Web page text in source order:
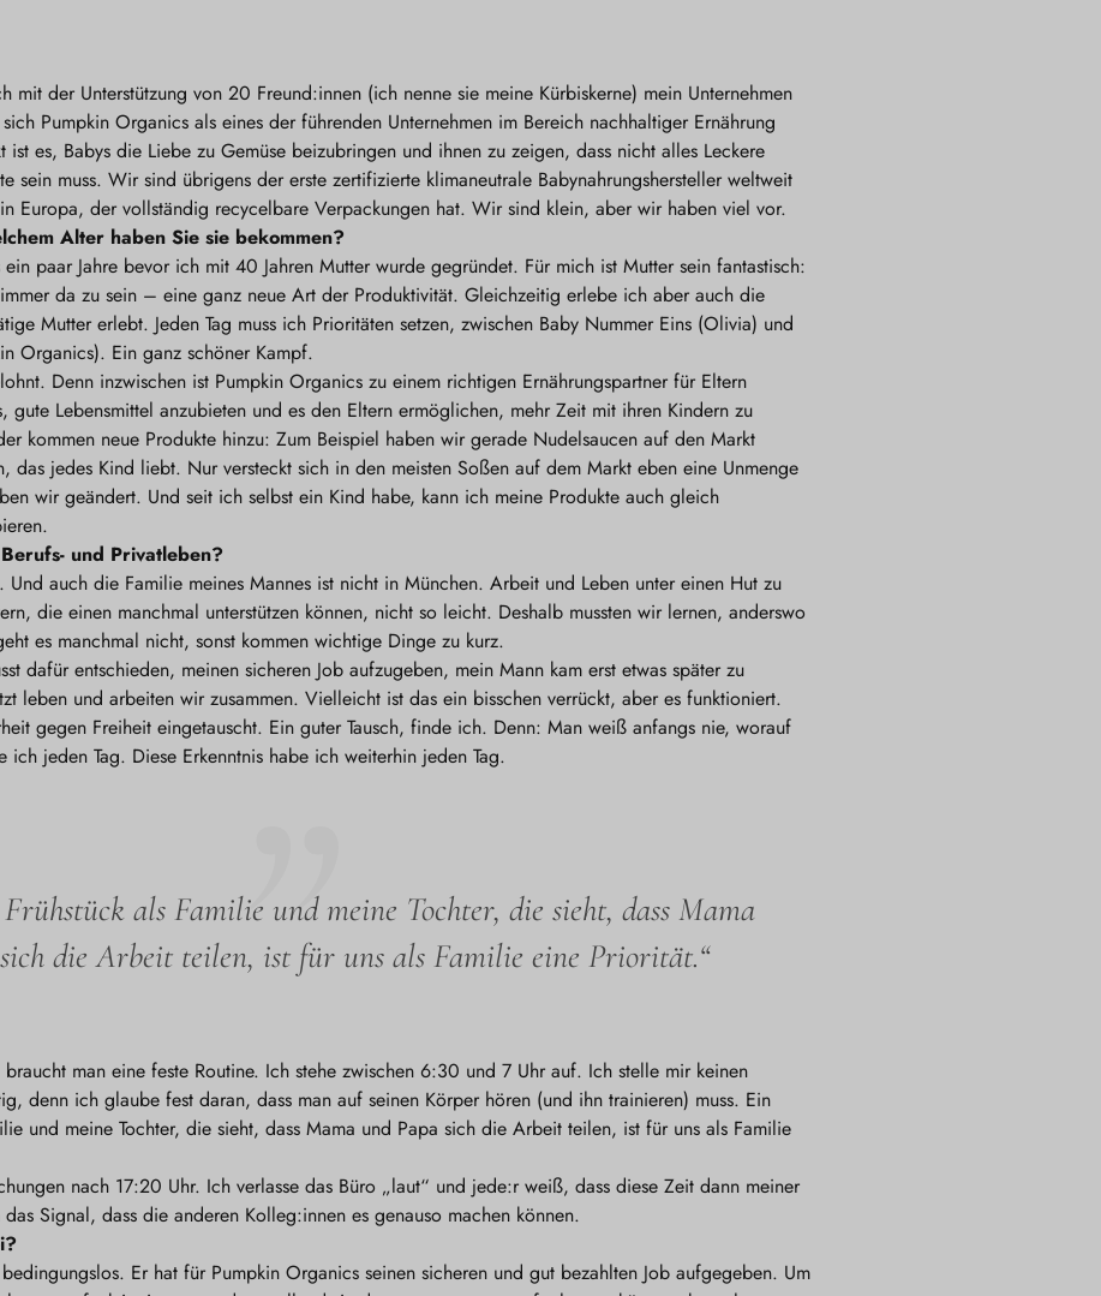
mit der Unterstützung von 20 Freund:innen (ich nenne sie meine Kürbiskerne) mein Unternehmen
Pumpkin Organics als eines der führenden Unternehmen im Bereich nachhaltiger Ernährung
ist es, Babys die Liebe zu Gemüse beizubringen und ihnen zu zeigen, dass nicht alles Leckere
sein muss. Wir sind übrigens der erste zertifizierte klimaneutrale Babynahrungshersteller weltweit
Europa, der vollständig recycelbare Verpackungen hat. Wir sind klein, aber wir haben viel vor.
Alter haben Sie sie bekommen?
paar Jahre bevor ich mit 40 Jahren Mutter wurde gegründet. Für mich ist Mutter sein fantastisch:
da zu sein – eine ganz neue Art der Produktivität. Gleichzeitig erlebe ich aber auch die
Mutter erlebt. Jeden Tag muss ich Prioritäten setzen, zwischen Baby Nummer Eins (Olivia) und
Organics). Ein ganz schöner Kampf.
Denn inzwischen ist Pumpkin Organics zu einem richtigen Ernährungspartner für Eltern
Lebensmittel anzubieten und es den Eltern ermöglichen, mehr Zeit mit ihren Kindern zu
kommen neue Produkte hinzu: Zum Beispiel haben wir gerade Nudelsaucen auf den Markt
das jedes Kind liebt. Nur versteckt sich in den meisten Soßen auf dem Markt eben eine Unmenge
wir geändert. Und seit ich selbst ein Kind habe, kann ich meine Produkte auch gleich
und Privatleben?
auch die Familie meines Mannes ist nicht in München. Arbeit und Leben unter einen Hut zu
die einen manchmal unterstützen können, nicht so leicht. Deshalb mussten wir lernen, anderswo
es manchmal nicht, sonst kommen wichtige Dinge zu kurz.
dafür entschieden, meinen sicheren Job aufzugeben, mein Mann kam erst etwas später zu
leben und arbeiten wir zusammen. Vielleicht ist das ein bisschen verrückt, aber es funktioniert.
gegen Freiheit eingetauscht. Ein guter Tausch, finde ich. Denn: Man weiß anfangs nie, worauf
ich jeden Tag. Diese Erkenntnis habe ich weiterhin jeden Tag.
Frühstück als Familie und meine Tochter, die sieht, dass Mama
die Arbeit teilen, ist für uns als Familie eine Priorität.“
man eine feste Routine. Ich stehe zwischen 6:30 und 7 Uhr auf. Ich stelle mir keinen
denn ich glaube fest daran, dass man auf seinen Körper hören (und ihn trainieren) muss. Ein
und meine Tochter, die sieht, dass Mama und Papa sich die Arbeit teilen, ist für uns als Familie
nach 17:20 Uhr. Ich verlasse das Büro „laut“ und jede:r weiß, dass diese Zeit dann meiner
Signal, dass die anderen Kolleg:innen es genauso machen können.
Er hat für Pumpkin Organics seinen sicheren und gut bezahlten Job aufgegeben. Um